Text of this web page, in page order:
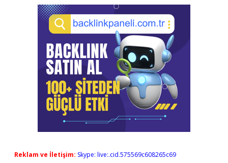
Reklam ve İletişim: Skype: live:.cid.575569c608265c69